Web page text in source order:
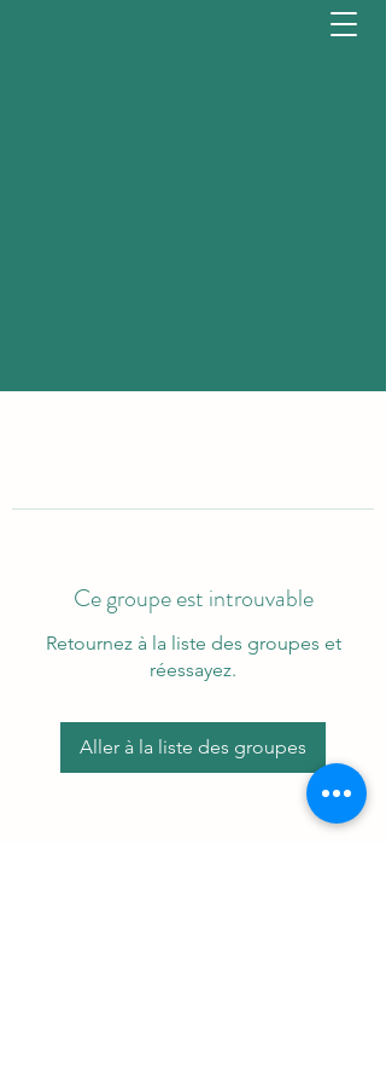
Ce groupe est introuvable
Retournez à la liste des groupes et
réessayez.
Aller à la liste des groupes